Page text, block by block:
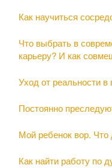
Как научиться
Что выбрать в
карьеру? И как
Уход от реальности
Постоянно
Мой ребенок вор. Что
Как найти работу по